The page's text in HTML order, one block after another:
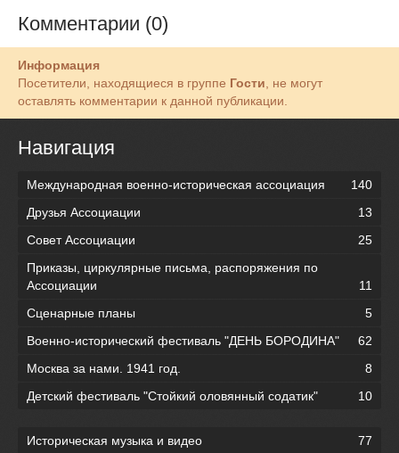
Комментарии (0)
Информация
Посетители, находящиеся в группе Гости , не могут
оставлять комментарии к данной публикации.
Навигация
Международная военно-историческая ассоциация
140
Друзья Ассоциации
13
Совет Ассоциации
25
Приказы, циркулярные письма, распоряжения по
Ассоциации
11
Сценарные планы
5
Военно-исторический фестиваль "ДЕНЬ БОРОДИНА"
62
Москва за нами. 1941 год.
8
Детский фестиваль "Стойкий оловянный содатик"
10
Историческая музыка и видео
77